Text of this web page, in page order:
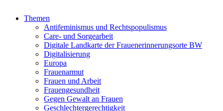
Themen
Antifeminismus und Rechtspopulismus
Care- und Sorgearbeit
Digitale Landkarte der Frauenerinnerungsorte BW
Digitalisierung
Europa
Frauenarmut
Frauen und Arbeit
Frauengesundheit
Gegen Gewalt an Frauen
Geschlechtergerechtigkeit